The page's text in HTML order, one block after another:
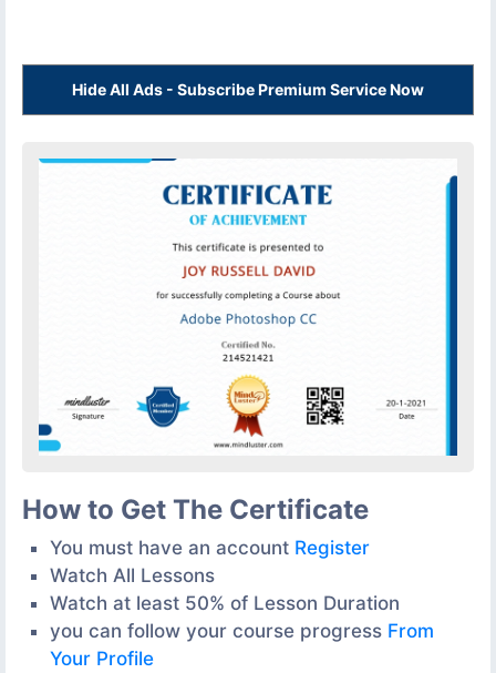
Hide All Ads - Subscribe Premium Service Now
How to Get The Certificate
You must have an account Register
Watch All Lessons
Watch at least 50% of Lesson Duration
you can follow your course progress From
Your Profile